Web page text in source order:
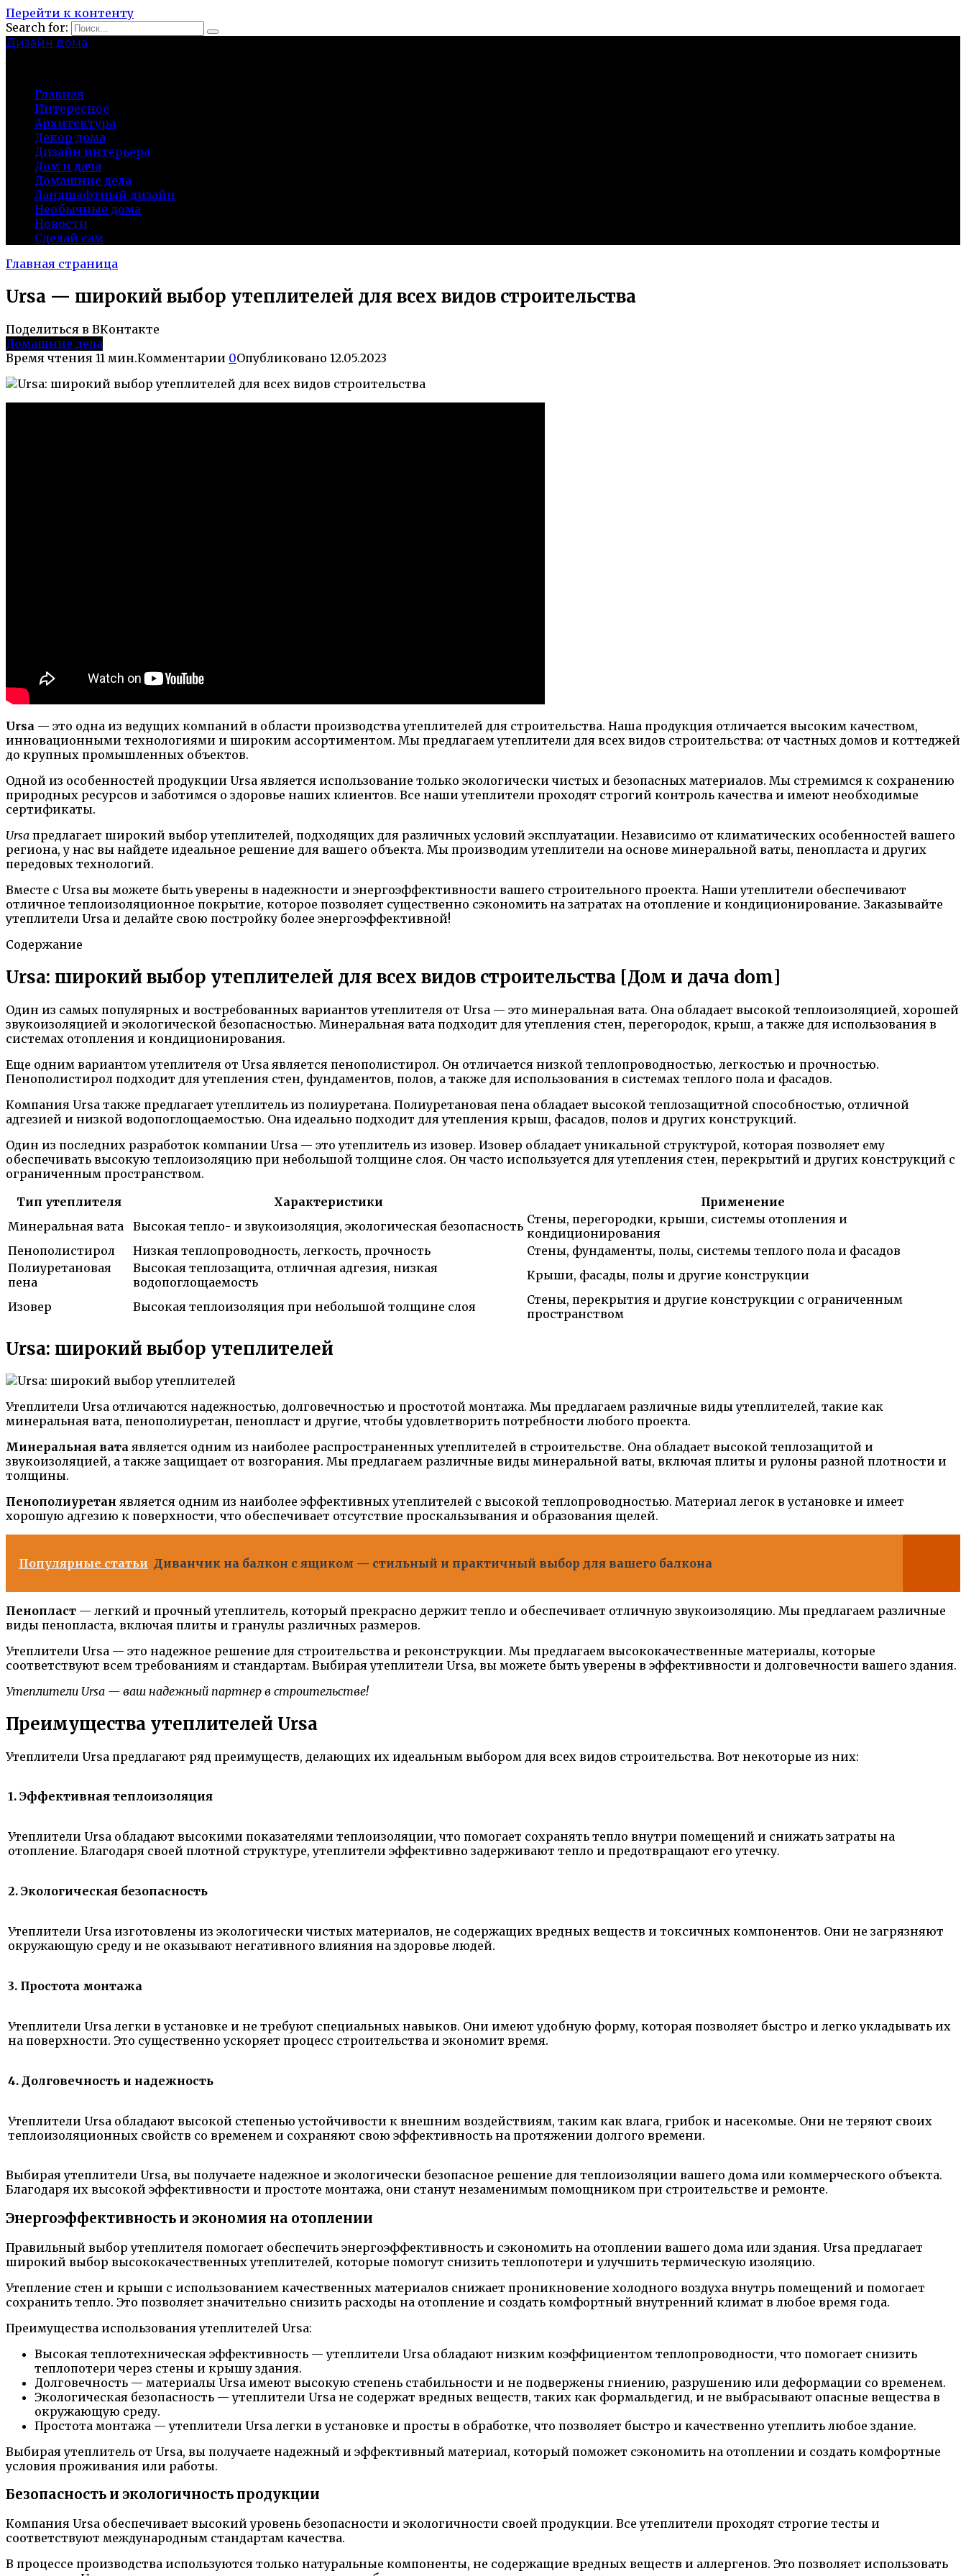
Перейти к контенту
Search for:
Дизайн дома
Главная
Интересное
Архитектура
Декор дома
Дизайн интерьера
Дом и дача
Домашние дела
Ландшафтный дизайн
Необычные дома
Новости
Сделай сам
Главная страница
Ursa — широкий выбор утеплителей для всех видов строительства
Поделиться в ВКонтакте
Домашние дела
Время чтения 11 мин.Комментарии 0Опубликовано 12.05.2023
Ursa — это одна из ведущих компаний в области производства утеплителей для строительства. Наша продукция отличается высоким качеством,
инновационными технологиями и широким ассортиментом. Мы предлагаем утеплители для всех видов строительства: от частных домов и коттеджей
до крупных промышленных объектов.
Одной из особенностей продукции Ursa является использование только экологически чистых и безопасных материалов. Мы стремимся к сохранению
природных ресурсов и заботимся о здоровье наших клиентов. Все наши утеплители проходят строгий контроль качества и имеют необходимые
сертификаты.
Ursa предлагает широкий выбор утеплителей, подходящих для различных условий эксплуатации. Независимо от климатических особенностей вашего
региона, у нас вы найдете идеальное решение для вашего объекта. Мы производим утеплители на основе минеральной ваты, пенопласта и других
передовых технологий.
Вместе с Ursa вы можете быть уверены в надежности и энергоэффективности вашего строительного проекта. Наши утеплители обеспечивают
отличное теплоизоляционное покрытие, которое позволяет существенно сэкономить на затратах на отопление и кондиционирование. Заказывайте
утеплители Ursa и делайте свою постройку более энергоэффективной!
Содержание
Ursa: широкий выбор утеплителей для всех видов строительства [Дом и дача dom]
Один из самых популярных и востребованных вариантов утеплителя от Ursa — это минеральная вата. Она обладает высокой теплоизоляцией, хорошей
звукоизоляцией и экологической безопасностью. Минеральная вата подходит для утепления стен, перегородок, крыш, а также для использования в
системах отопления и кондиционирования.
Еще одним вариантом утеплителя от Ursa является пенополистирол. Он отличается низкой теплопроводностью, легкостью и прочностью.
Пенополистирол подходит для утепления стен, фундаментов, полов, а также для использования в системах теплого пола и фасадов.
Компания Ursa также предлагает утеплитель из полиуретана. Полиуретановая пена обладает высокой теплозащитной способностью, отличной
адгезией и низкой водопоглощаемостью. Она идеально подходит для утепления крыш, фасадов, полов и других конструкций.
Один из последних разработок компании Ursa — это утеплитель из изовер. Изовер обладает уникальной структурой, которая позволяет ему
обеспечивать высокую теплоизоляцию при небольшой толщине слоя. Он часто используется для утепления стен, перекрытий и других конструкций с
ограниченным пространством.
Тип утеплителя
Характеристики
Применение
Минеральная вата
Высокая тепло- и звукоизоляция, экологическая безопасность Стены, перегородки, крыши, системы отопления и
кондиционирования
Пенополистирол
Низкая теплопроводность, легкость, прочность
Стены, фундаменты, полы, системы теплого пола и фасадов
Полиуретановая
пена
Высокая теплозащита, отличная адгезия, низкая
водопоглощаемость
Крыши, фасады, полы и другие конструкции
Изовер Высокая теплоизоляция при небольшой толщине слоя
Стены, перекрытия и другие конструкции с ограниченным
пространством
Ursa: широкий выбор утеплителей
Утеплители Ursa отличаются надежностью, долговечностью и простотой монтажа. Мы предлагаем различные виды утеплителей, такие как
минеральная вата, пенополиуретан, пенопласт и другие, чтобы удовлетворить потребности любого проекта.
Минеральная вата является одним из наиболее распространенных утеплителей в строительстве. Она обладает высокой теплозащитой и
звукоизоляцией, а также защищает от возгорания. Мы предлагаем различные виды минеральной ваты, включая плиты и рулоны разной плотности и
толщины.
Пенополиуретан является одним из наиболее эффективных утеплителей с высокой теплопроводностью. Материал легок в установке и имеет
хорошую адгезию к поверхности, что обеспечивает отсутствие проскальзывания и образования щелей.
Популярные статьи Диванчик на балкон с ящиком — стильный и практичный выбор для вашего балкона
Пенопласт — легкий и прочный утеплитель, который прекрасно держит тепло и обеспечивает отличную звукоизоляцию. Мы предлагаем различные
виды пенопласта, включая плиты и гранулы различных размеров.
Утеплители Ursa — это надежное решение для строительства и реконструкции. Мы предлагаем высококачественные материалы, которые
соответствуют всем требованиям и стандартам. Выбирая утеплители Ursa, вы можете быть уверены в эффективности и долговечности вашего здания.
Утеплители Ursa — ваш надежный партнер в строительстве!
Преимущества утеплителей Ursa
Утеплители Ursa предлагают ряд преимуществ, делающих их идеальным выбором для всех видов строительства. Вот некоторые из них:
1. Эффективная теплоизоляция
Утеплители Ursa обладают высокими показателями теплоизоляции, что помогает сохранять тепло внутри помещений и снижать затраты на
отопление. Благодаря своей плотной структуре, утеплители эффективно задерживают тепло и предотвращают его утечку.
2. Экологическая безопасность
Утеплители Ursa изготовлены из экологически чистых материалов, не содержащих вредных веществ и токсичных компонентов. Они не загрязняют
окружающую среду и не оказывают негативного влияния на здоровье людей.
3. Простота монтажа
Утеплители Ursa легки в установке и не требуют специальных навыков. Они имеют удобную форму, которая позволяет быстро и легко укладывать их
на поверхности. Это существенно ускоряет процесс строительства и экономит время.
4. Долговечность и надежность
Утеплители Ursa обладают высокой степенью устойчивости к внешним воздействиям, таким как влага, грибок и насекомые. Они не теряют своих
теплоизоляционных свойств со временем и сохраняют свою эффективность на протяжении долгого времени.
Выбирая утеплители Ursa, вы получаете надежное и экологически безопасное решение для теплоизоляции вашего дома или коммерческого объекта.
Благодаря их высокой эффективности и простоте монтажа, они станут незаменимым помощником при строительстве и ремонте.
Энергоэффективность и экономия на отоплении
Правильный выбор утеплителя помогает обеспечить энергоэффективность и сэкономить на отоплении вашего дома или здания. Ursa предлагает
широкий выбор высококачественных утеплителей, которые помогут снизить теплопотери и улучшить термическую изоляцию.
Утепление стен и крыши с использованием качественных материалов снижает проникновение холодного воздуха внутрь помещений и помогает
сохранить тепло. Это позволяет значительно снизить расходы на отопление и создать комфортный внутренний климат в любое время года.
Преимущества использования утеплителей Ursa:
Высокая теплотехническая эффективность — утеплители Ursa обладают низким коэффициентом теплопроводности, что помогает снизить
теплопотери через стены и крышу здания.
Долговечность — материалы Ursa имеют высокую степень стабильности и не подвержены гниению, разрушению или деформации со временем.
Экологическая безопасность — утеплители Ursa не содержат вредных веществ, таких как формальдегид, и не выбрасывают опасные вещества в
окружающую среду.
Простота монтажа — утеплители Ursa легки в установке и просты в обработке, что позволяет быстро и качественно утеплить любое здание.
Выбирая утеплитель от Ursa, вы получаете надежный и эффективный материал, который поможет сэкономить на отоплении и создать комфортные
условия проживания или работы.
Безопасность и экологичность продукции
Компания Ursa обеспечивает высокий уровень безопасности и экологичности своей продукции. Все утеплители проходят строгие тесты и
соответствуют международным стандартам качества.
В процессе производства используются только натуральные компоненты, не содержащие вредных веществ и аллергенов. Это позволяет использовать